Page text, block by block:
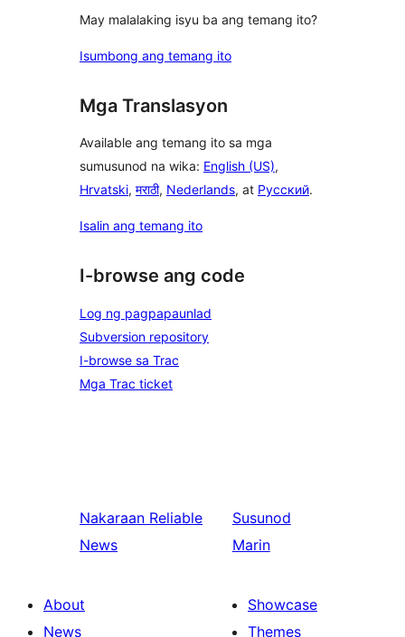
May malalaking isyu ba ang temang ito?
Isumbong ang temang ito
Mga Translasyon
Available ang temang ito sa mga
sumusunod na wika: English (US),
Hrvatski, मराठी, Nederlands, at Русский.
Isalin ang temang ito
I-browse ang code
Log ng pagpapaunlad
Subversion repository
I-browse sa Trac
Mga Trac ticket
Nakaraan Reliable
News
Susunod
Marin
About
News
Showcase
Themes